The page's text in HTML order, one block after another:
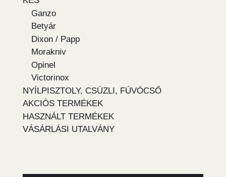
Ganzo
Betyár
Dixon / Papp
Morakniv
Opinel
Victorinox
NYÍLPISZTOLY, CSÚZLI, FÚVÓCSŐ
AKCIÓS TERMÉKEK
HASZNÁLT TERMÉKEK
VÁSÁRLÁSI UTALVÁNY